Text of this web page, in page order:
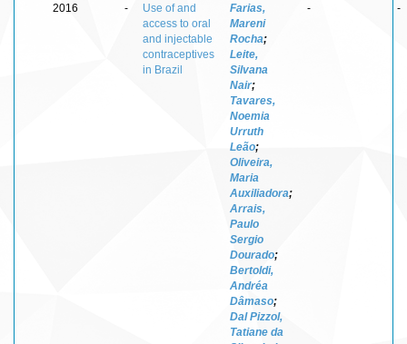
2016 -
Use of and
access to oral
and injectable
contraceptives
in Brazil
Farias,
Mareni
Rocha;
Leite,
Silvana
Nair;
Tavares,
Noemia
Urruth
Leão;
Oliveira,
Maria
Auxiliadora;
Arrais,
Paulo
Sergio
Dourado;
Bertoldi,
Andréa
Dâmaso;
Dal Pizzol,
Tatiane da
- -